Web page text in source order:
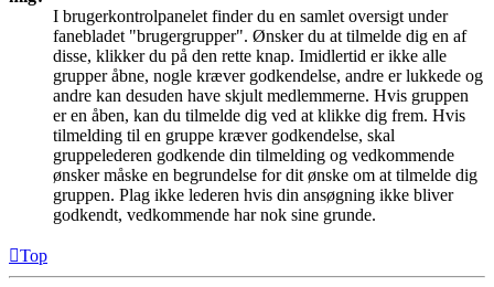
I brugerkontrolpanelet finder du en samlet oversigt under
fanebladet "brugergrupper". Ønsker du at tilmelde dig en af
disse, klikker du på den rette knap. Imidlertid er ikke alle
grupper åbne, nogle kræver godkendelse, andre er lukkede og
andre kan desuden have skjult medlemmerne. Hvis gruppen
er en åben, kan du tilmelde dig ved at klikke dig frem. Hvis
tilmelding til en gruppe kræver godkendelse, skal
gruppelederen godkende din tilmelding og vedkommende
ønsker måske en begrundelse for dit ønske om at tilmelde dig
gruppen. Plag ikke lederen hvis din ansøgning ikke bliver
godkendt, vedkommende har nok sine grunde.
Top